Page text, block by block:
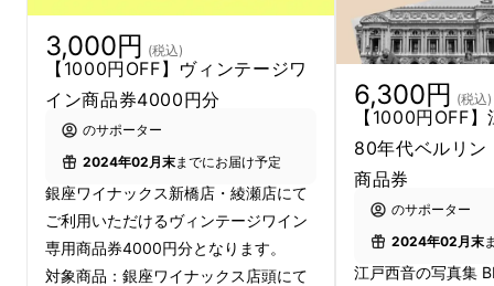
地で味わったような魅力的なドイツワインはな
い。この魅力を日本の人たちに伝えなければと
いう使命感にかられ『ドイツワイン全書 (ペン
ネーム 江戸西音)』を刊行しました。しかし、
いくら情報を届けてもワインそのものの魅力、
その香りや味わいが伝わらなければ意味がな
い。その思いから、1984年ドイツワイン直輸
入販売 を目的として株式会社ワイナックスを
設立しました。
3,000円 (税込)
【1000円OFF】ヴィンテージワ
イン商品券4000円分
のサポーター
2024年02月末までにお届け予定
銀座ワイナックス新橋店・綾瀬店にて
ご利用いただけるヴィンテージワイン
専用商品券4000円分となります。
対象商品：銀座ワイナックス店頭にて
6,300円 (税込)
【1000円OFF
80年代ベルリン
商品券
のサポーター
2024年02月末
江戸西音の写真集